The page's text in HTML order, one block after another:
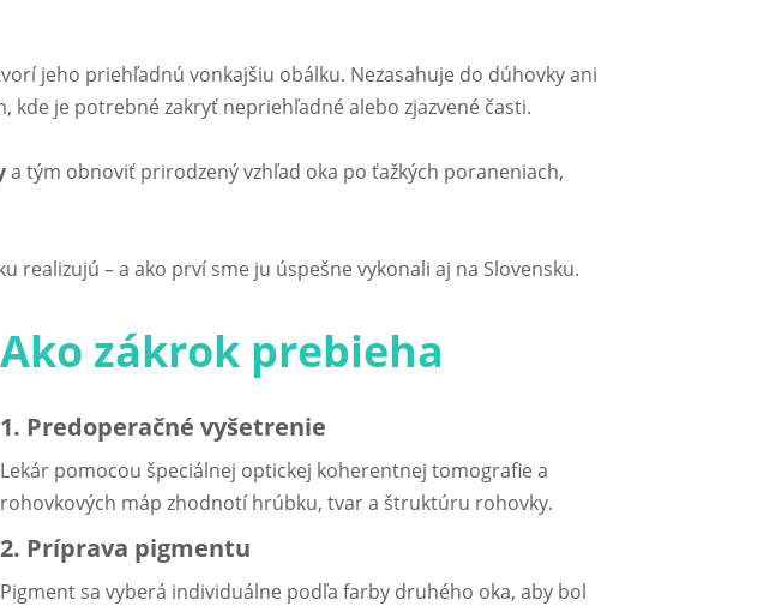
jeho priehľadnú vonkajšiu obálku. Nezasahuje do dúhovky ani
kde je potrebné zakryť nepriehľadné alebo zjazvené časti.
a tým obnoviť prirodzený vzhľad oka po ťažkých poraneniach,
– a ako prví sme ju úspešne vykonali aj na Slovensku.
Ako zákrok prebieha
1. Predoperačné vyšetrenie
Lekár pomocou špeciálnej optickej koherentnej tomografie a
rohovkových máp zhodnotí hrúbku, tvar a štruktúru rohovky.
2. Príprava pigmentu
Pigment sa vyberá individuálne podľa farby druhého oka, aby bol